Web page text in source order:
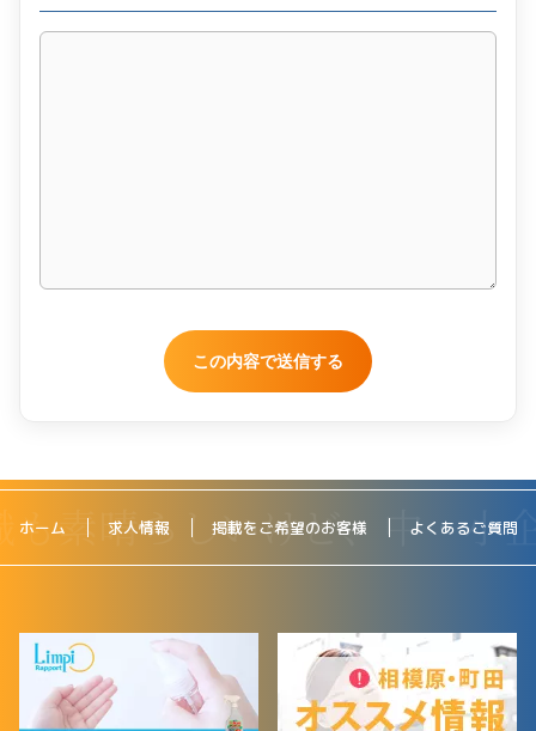
ホーム 求人情報 掲載をご希望のお客様 よくあるご質問